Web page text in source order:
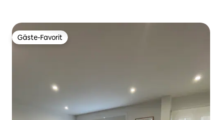
Gäste-Favorit
Gäste-Favorit